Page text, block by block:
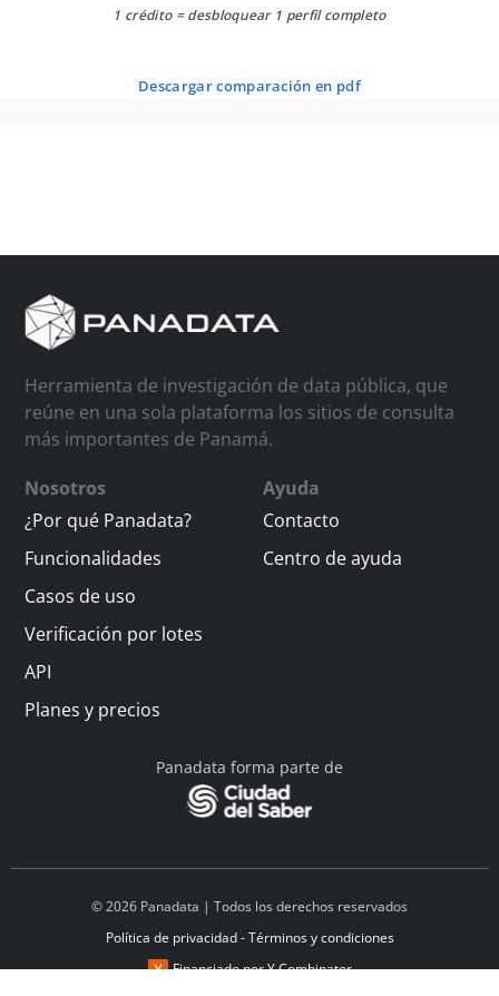
1 crédito = desbloquear 1 perfil completo
descargar comparación en pdf
Herramienta de investigación de data pública, que
reúne en una sola plataforma los sitios de consulta
más importantes de Panamá.
Nosotros
¿Por qué Panadata?
Funcionalidades
Casos de uso
Verificación por lotes
API
Planes y precios
Ayuda
Contacto
Centro de ayuda
Panadata forma parte de
© 2026 Panadata | Todos los derechos reservados
Política de privacidad - Términos y condiciones
Financiado por Y Combinator